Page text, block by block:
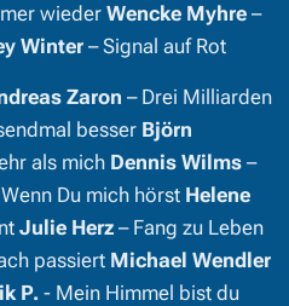
wieder Wencke Myhre –
Winter – Signal auf Rot
Zaron – Drei Milliarden
besser Björn
als mich Dennis Wilms –
Du mich hörst Helene
Julie Herz – Fang zu Leben
passiert Michael Wendler
P. - Mein Himmel bist du